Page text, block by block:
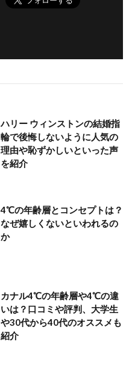
ハリー ウィンストンの結婚指
輪で後悔しないように人気の
理由や恥ずかしいといった声
を紹介
4℃の年齢層とコンセプトは？
なぜ嬉しくないといわれるの
か
カナル4℃の年齢層や4℃の違
いは？口コミや評判、大学生
や30代から40代のオススメも
紹介